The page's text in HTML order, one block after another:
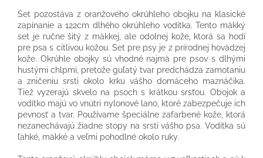
Set pozostáva z oranžového okrúhleho obojku na klasické
zapínanie a 122cm dlhého okrúhleho vodítka. Tento mäkký
set je ručne šitý z mäkkej, ale odolnej kože, ktorá sa hodí
pre psa s citlivou kožou. Set pre psy je z prírodnej hovädzej
kože. Okrúhle obojky sú vhodné najmä pre psov s dlhými
hustými chlpmi, pretože guľatý tvar predchádza zamotaniu
a zničeniu srsti okolo krku vášho domáceho maznáčika.
Tiež vyzerajú skvelo na psoch s krátkou srsťou. Obojok a
vodítko majú vo vnútri nylonové lano, ktoré zabezpečuje ich
pevnosť a tvar. Používame špeciálne zafarbené kože, ktorá
nezanechávajú žiadne stopy na srsti vášho psa. Vodítka sú
ľahké, mäkké a veľmi pohodlné okolo ruky.